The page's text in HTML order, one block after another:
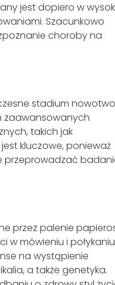
jest dopiero w
Szacunkowo
choroby na
stadium
zaawansowanych
takich jak
kluczowe, ponieważ
przeprowadzać
przez palenie
w mówieniu i
na wystąpienie
a także genetyka.